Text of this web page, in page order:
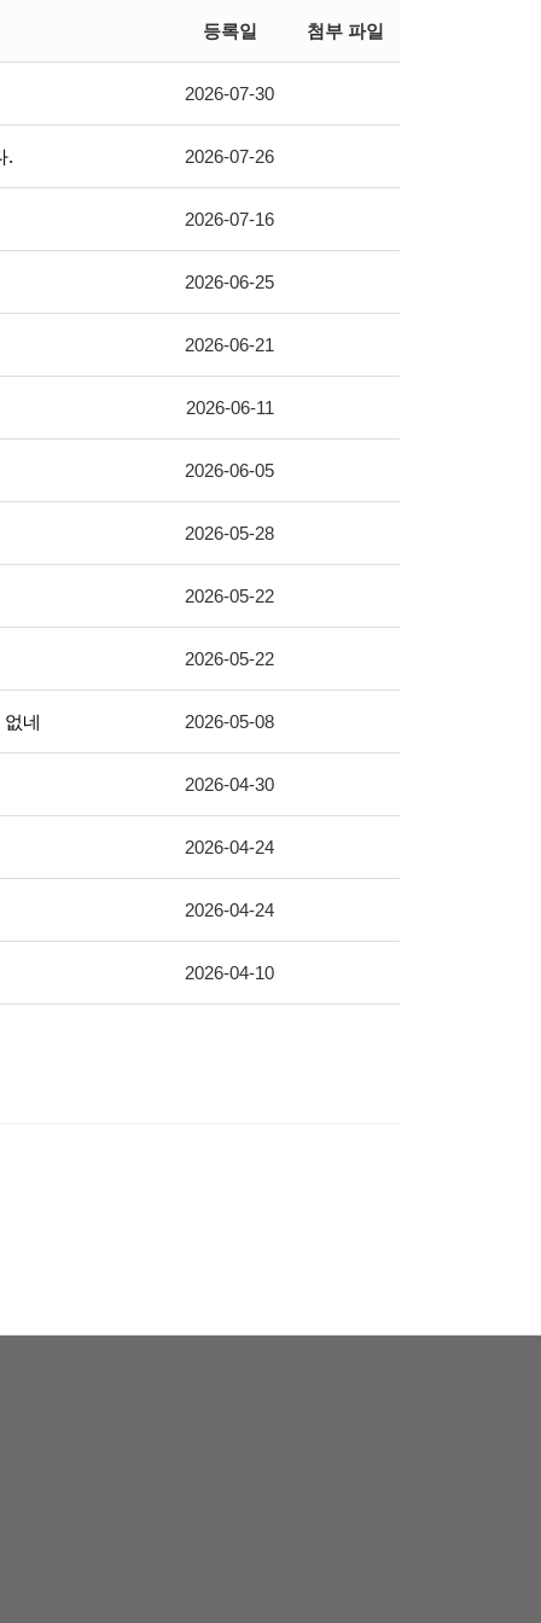
등록일 첨부 파일
2026-07-30
. 2026-07-26
2026-07-16
2026-06-25
2026-06-21
2026-06-11
2026-06-05
2026-05-28
2026-05-22
2026-05-22
네 2026-05-08
2026-04-30
2026-04-24
2026-04-24
2026-04-10